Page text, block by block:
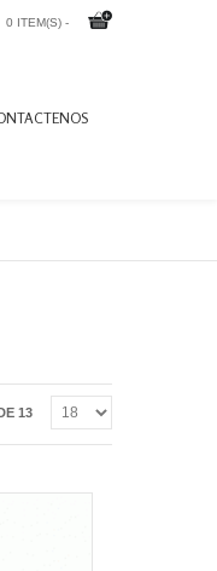
0 ITEM(S) -
13